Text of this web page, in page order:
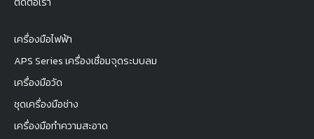
เครื่องมือไฟฟ้า
APS Series เครื่องเชื่อมจุดระบบลม
เครื่องมือวัด
ชุดเครื่องมือช่าง
เครื่องมือทำความสะอาด